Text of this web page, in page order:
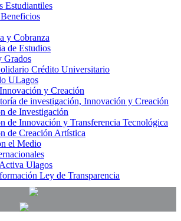
Estudiantiles
y Cobranza
de Estudios
Grados
Crédito Universitario
ULagos
y Creación
de investigación, Innovación y Creación
de Investigación
de Innovación y Transferencia Tecnológica
de Creación Artística
el Medio
Ulagos
Ley de Transparencia